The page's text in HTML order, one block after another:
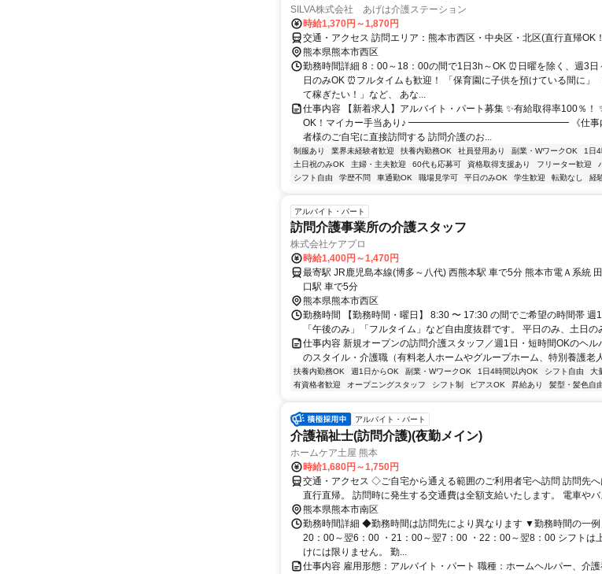
SILVA株式会社 あげは介護ステーション
時給1,370円～1,870円
交通・アクセス 訪問エリア：熊本市西区・中央区・北区(直行直帰OK
熊本県熊本市西区
勤務時間詳細 8：00～18：00の間で1日3h～OK ⏰日曜を除く、週3日
日のみOK ⏰フルタイムも歓迎！ 「保育園に子供を預けている間に」
て稼ぎたい！」など、 あな...
仕事内容 【新着求人】アルバイト・パート募集 ✨有給取得率100％！
OK！マイカー手当あり♪ ━━━━━━━━━━━━━━━━━ 《仕事内
者様のご自宅に直接訪問する 訪問介護のお...
制服あり 業界未経験者歓迎 扶養内勤務OK 社員登用あり 副業・WワークOK
1日
土日祝のみOK
主婦・主夫歓迎 60代も応募可 資格取得支援あり フリーター歓迎
シフト自由
学歴不問 車通勤OK 職場見学可 平日のみOK 学生歓迎 転勤なし 経
アルバイト・パート
訪問介護事業所の介護スタッフ
株式会社ケアプロ
時給1,400円～1,470円
最寄駅 JR鹿児島本線(博多～八代) 西熊本駅 車で5分 熊本市電Ａ系統
口駅 車で5分
熊本県熊本市西区
勤務時間 【勤務時間・曜日】 8:30 〜 17:30 の間でご希望の時間帯 週
「午後のみ」「フルタイム」など自由度抜群です。 平日のみ、土日
仕事内容 新規オープンの訪問介護スタッフ／週1日・短時間OKのヘ
のスタイル・介護職（有料老人ホームやグループホーム、特別養護老
扶養内勤務OK 週1日からOK 副業・WワークOK 1日4時間以内OK シフト自由 大
有資格者歓迎
オープニングスタッフ シフト制 ピアスOK 昇給あり 髪型・髪色自
アルバイト・パート
介護福祉士(訪問介護)(夜勤メイン)
ホームケア土屋 熊本
時給1,680円～1,750円
交通・アクセス ◇ご自宅から通える範囲のご利用者宅へ訪問 訪問先へは自宅から
直行直帰。 訪問時に発生する交通費は全額支給いたします。 電車や
える範囲であれば徒歩や自転車もＯＫ！ ご利用者の状況により訪問先
とがあります。
熊本県熊本市南区
勤務時間詳細 ◆勤務時間は訪問先により異なります ▼勤務時間の一例
20：00～翌6：00 ・21：00～翌7：00 ・22：00～翌8：00 シフトは
けには限りません。 勤...
仕事内容 雇用形態：アルバイト・パート 職種：ホームヘルパー、介